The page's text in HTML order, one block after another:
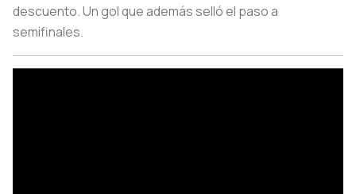
descuento. Un gol que además selló el paso a
semifinales.